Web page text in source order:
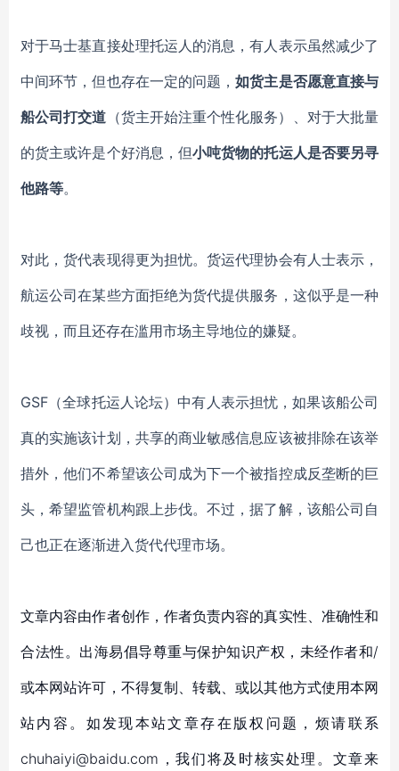
对于马士基直接处理托运人的消息，有人表示虽然减少了
中间环节，但也存在一定的问题，如货主是否愿意直接与
船公司打交道 （货主开始注重个性化服务）、对于大批量
的货主或许是个好消息，但小吨货物的托运人是否要另寻
他路等。
对此，货代表现得更为担忧。货运代理协会有人士表示，
航运公司在某些方面拒绝为货代提供服务，这似乎是一种
歧视，而且还存在滥用市场主导地位的嫌疑。
GSF（全球托运人论坛）中有人表示担忧，如果该船公司
真的实施该计划，共享的商业敏感信息应该被排除在该举
措外，他们不希望该公司成为下一个被指控成反垄断的巨
头，希望监管机构跟上步伐。不过，据了解，该船公司自
己也正在逐渐进入货代代理市场。
文章内容由作者创作，作者负责内容的真实性、准确性和
合法性。出海易倡导尊重与保护知识产权，未经作者和/
或本网站许可，不得复制、转载、或以其他方式使用本网
站内容。如发现本站文章存在版权问题，烦请联系
chuhaiyi@baidu.com，我们将及时核实处理。文章来